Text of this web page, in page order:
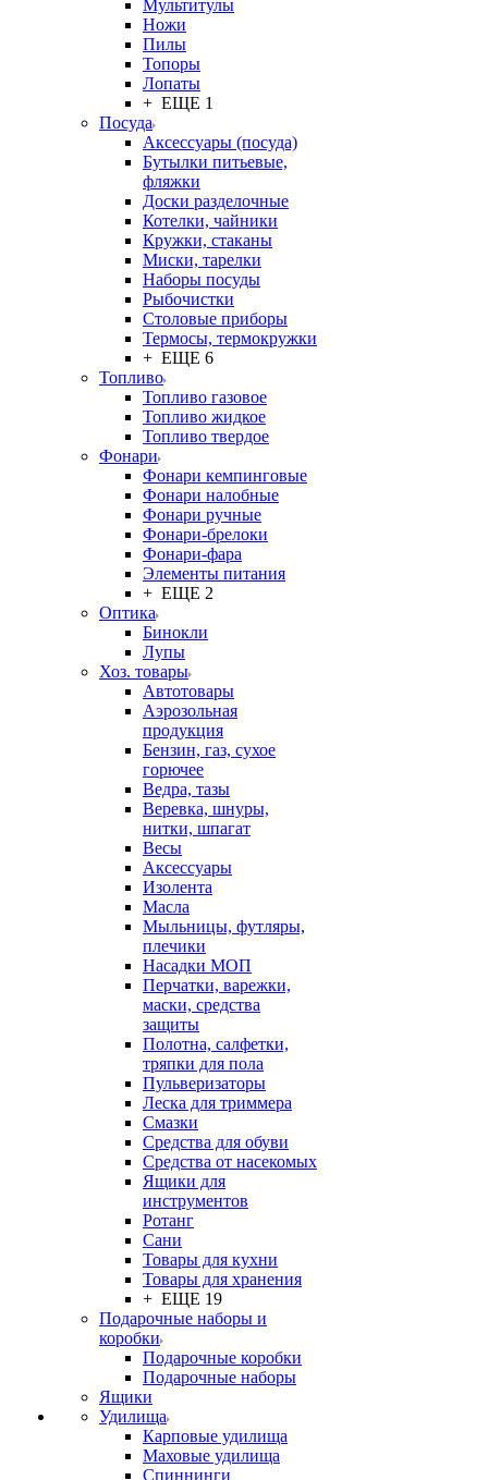
Мультитулы
Ножи
Пилы
Топоры
Лопаты
+ ЕЩЕ 1
Посуда
Аксессуары (посуда)
Бутылки питьевые,
фляжки
Доски разделочные
Котелки, чайники
Кружки, стаканы
Миски, тарелки
Наборы посуды
Рыбочистки
Столовые приборы
Термосы, термокружки
+ ЕЩЕ 6
Топливо
Топливо газовое
Топливо жидкое
Топливо твердое
Фонари
Фонари кемпинговые
Фонари налобные
Фонари ручные
Фонари-брелоки
Фонари-фара
Элементы питания
+ ЕЩЕ 2
Оптика
Бинокли
Лупы
Хоз. товары
Автотовары
Аэрозольная
продукция
Бензин, газ, сухое
горючее
Ведра, тазы
Веревка, шнуры,
нитки, шпагат
Весы
Аксессуары
Изолента
Масла
Мыльницы, футляры,
плечики
Насадки МОП
Перчатки, варежки,
маски, средства
защиты
Полотна, салфетки,
тряпки для пола
Пульверизаторы
Леска для триммера
Смазки
Средства для обуви
Средства от насекомых
Ящики для
инструментов
Ротанг
Сани
Товары для кухни
Товары для хранения
+ ЕЩЕ 19
Подарочные наборы и
коробки
Подарочные коробки
Подарочные наборы
Ящики
Удилища
Карповые удилища
Маховые удилища
Спиннинги